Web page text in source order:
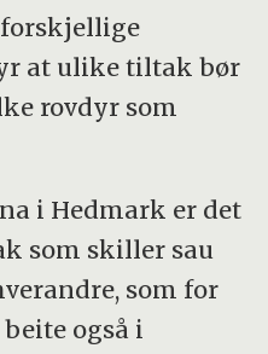
at ulike tiltak bør
rovdyr som
i Hedmark er det
som skiller sau
som for
også i